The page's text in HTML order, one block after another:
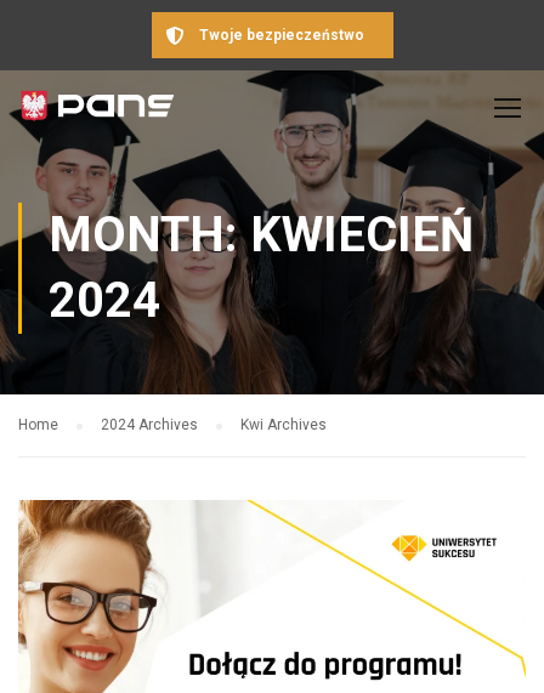
Twoje bezpieczeństwo
MONTH: KWIECIEŃ
2024
Home 2024 Archives Kwi Archives